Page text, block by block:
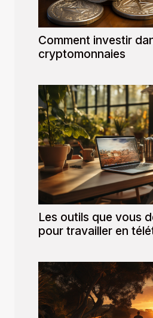
Comment investir
cryptomonnaies
Les outils que vous
pour travailler en